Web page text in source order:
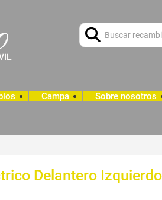
Campa Sobre nosotros
Delantero